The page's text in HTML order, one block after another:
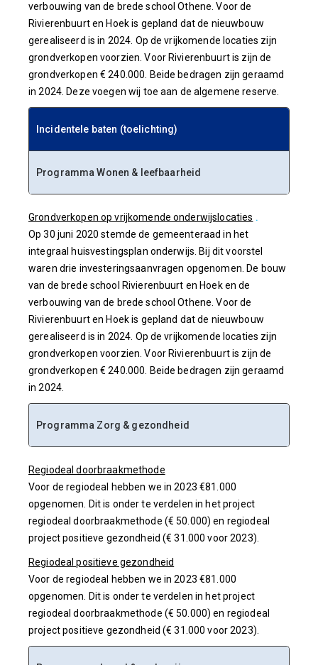
verbouwing van de brede school Othene. Voor de
Rivierenbuurt en Hoek is gepland dat de nieuwbouw
gerealiseerd is in 2024. Op de vrijkomende locaties zijn
grondverkopen voorzien. Voor Rivierenbuurt is zijn de
grondverkopen € 240.000. Beide bedragen zijn geraamd
in 2024. Deze voegen wij toe aan de algemene reserve.
Incidentele baten (toelichting)
Incidentele baten (toelichting)
Programma Wonen & leefbaarheid
Grondverkopen op vrijkomende onderwijslocaties .
Op 30 juni 2020 stemde de gemeenteraad in het
integraal huisvestingsplan onderwijs. Bij dit voorstel
waren drie investeringsaanvragen opgenomen. De bouw
van de brede school Rivierenbuurt en Hoek en de
verbouwing van de brede school Othene. Voor de
Rivierenbuurt en Hoek is gepland dat de nieuwbouw
gerealiseerd is in 2024. Op de vrijkomende locaties zijn
grondverkopen voorzien. Voor Rivierenbuurt is zijn de
grondverkopen € 240.000. Beide bedragen zijn geraamd
in 2024.
Programma Zorg & gezondheid
Regiodeal doorbraakmethode
Voor de regiodeal hebben we in 2023 €81.000
opgenomen. Dit is onder te verdelen in het project
regiodeal doorbraakmethode (€ 50.000) en regiodeal
project positieve gezondheid (€ 31.000 voor 2023).
Regiodeal positieve gezondheid
Voor de regiodeal hebben we in 2023 €81.000
opgenomen. Dit is onder te verdelen in het project
regiodeal doorbraakmethode (€ 50.000) en regiodeal
project positieve gezondheid (€ 31.000 voor 2023).